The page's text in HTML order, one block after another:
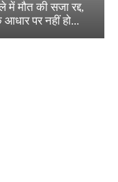
में मौत की सजा रद्द,
पर नहीं हो...